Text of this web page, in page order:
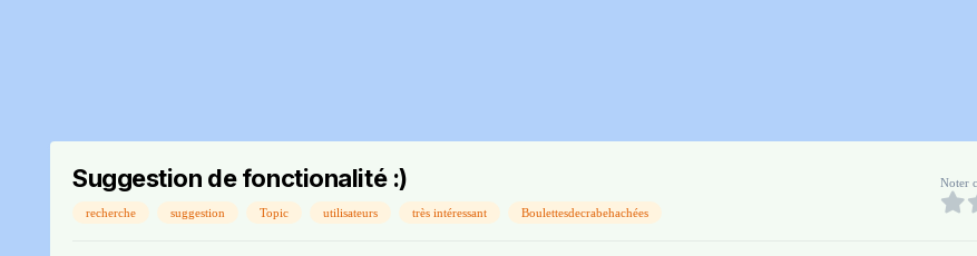
Suggestion de fonctionalité :)
recherche suggestion Topic utilisateurs très intéressant Boulettesdecrabehachées
Noter